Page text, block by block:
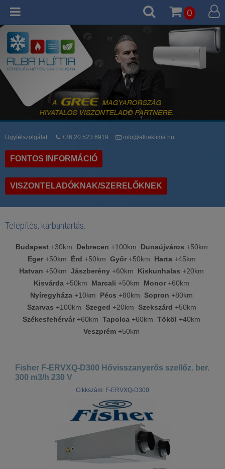
0
Ügyfélszolgálat: +36 20 523 6919 info@albaklima.hu
FONTOS INFORMÁCIÓ
VISZONTELADÓKNAK/SZERELŐKNEK
Telepítés, karbantartás:
Budapest+30km Debrecen +100km Dunaújváros +50km
Eger+50km Érd +50km Győr+50km Harta +45km
Hatvan +50km Jászberény +60km Kiskunhalas +20km
Kisvárda +50km Marcali +50km Monor +60km
Nyíregyháza +10km Pécs +80km Sopron +80km
Szarvas +100km Szeged +20km Szekszárd +50km
Székesfehérvár +60km Tapolca +60km Tököl +40km
Veszprém +50km
Fisher F-ERVXQ-D300 Hővisszanyerős szellőz. ber.
300 m3/h 230 V
Cikkszám: F-ERVXQ-D300